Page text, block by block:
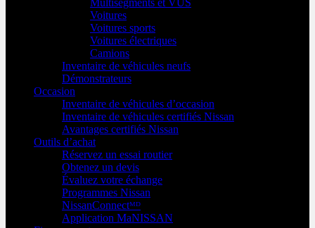
Multisegments et VUS
Voitures
Voitures sports
Voitures électriques
Camions
Inventaire de véhicules neufs
Démonstrateurs
Occasion
Inventaire de véhicules d’occasion
Inventaire de véhicules certifiés Nissan
Avantages certifiés Nissan
Outils d’achat
Réservez un essai routier
Obtenez un devis
Évaluez votre échange
Programmes Nissan
NissanConnectᴹᴰ
Application MaNISSAN